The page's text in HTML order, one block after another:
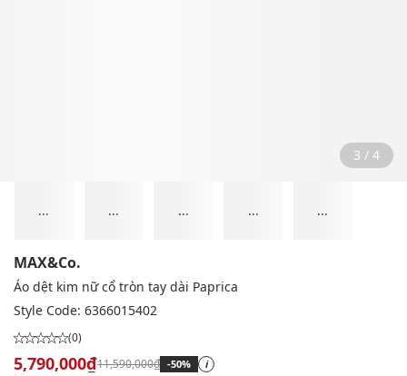
3 / 4
... ... ... ... ...
MAX&Co.
Áo dệt kim nữ cổ tròn tay dài Paprica
Style Code: 6366015402
(0)
5,790,000₫11,590,000₫ -50% i